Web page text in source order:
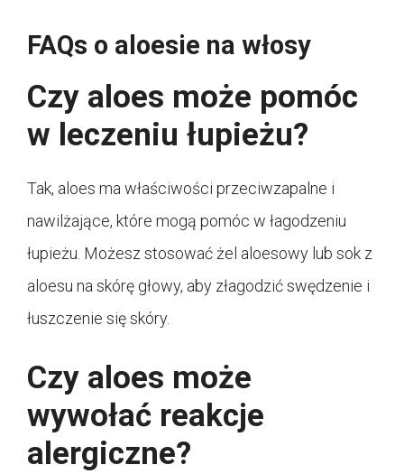
FAQs o aloesie na włosy
Czy aloes może pomóc
w leczeniu łupieżu?
Tak, aloes ma właściwości przeciwzapalne i
nawilżające, które mogą pomóc w łagodzeniu
łupieżu. Możesz stosować żel aloesowy lub sok z
aloesu na skórę głowy, aby złagodzić swędzenie i
łuszczenie się skóry.
Czy aloes może
wywołać reakcje
alergiczne?